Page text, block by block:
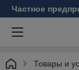
Частное
Товары и